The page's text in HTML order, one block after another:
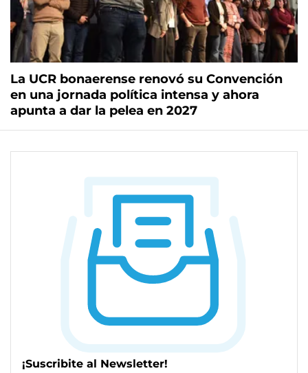
La UCR bonaerense renovó su Convención
en una jornada política intensa y ahora
apunta a dar la pelea en 2027
¡Suscribite al Newsletter!